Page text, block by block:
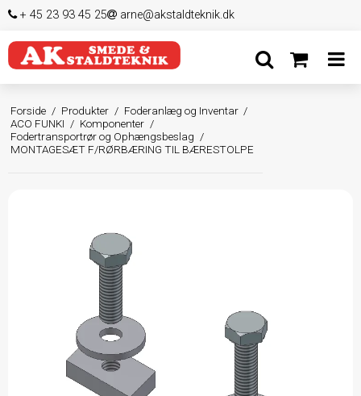
+ 45 23 93 45 25 arne@akstaldteknik.dk
Forside / Produkter / Foderanlæg og Inventar /
ACO FUNKI / Komponenter /
Fodertransportrør og Ophængsbeslag /
MONTAGESÆT F/RØRBÆRING TIL BÆRESTOLPE